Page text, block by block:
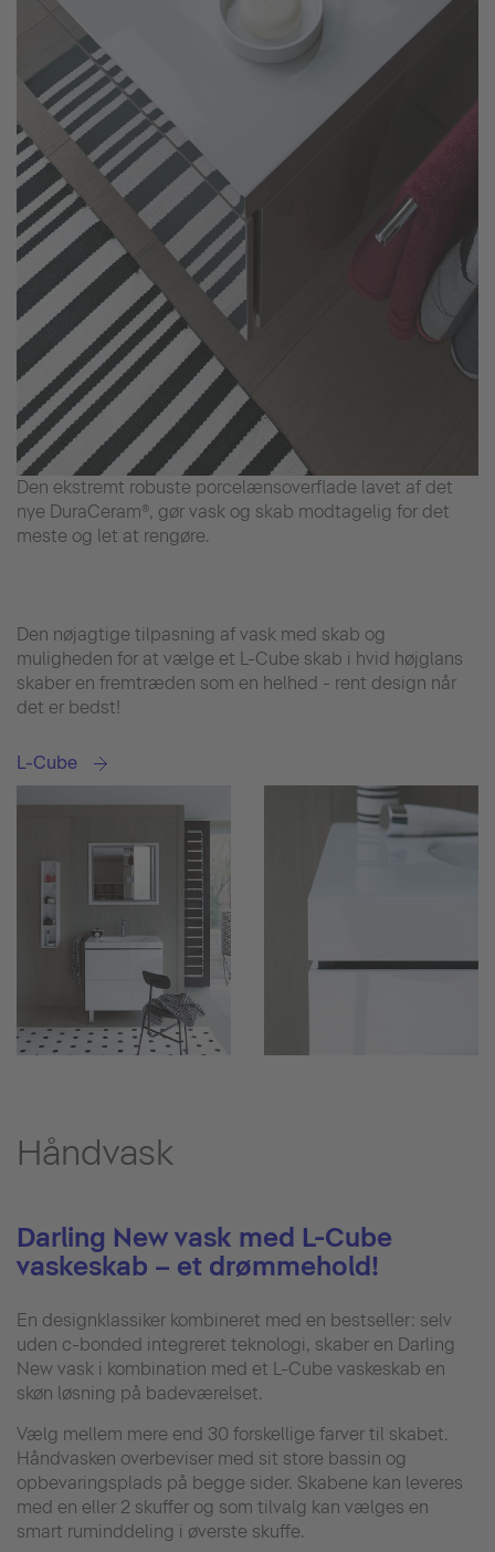
Den ekstremt robuste porcelænsoverflade lavet af det
nye DuraCeram®, gør vask og skab modtagelig for det
meste og let at rengøre.
Den nøjagtige tilpasning af vask med skab og
muligheden for at vælge et L-Cube skab i hvid højglans
skaber en fremtræden som en helhed - rent design når
det er bedst!
L-Cube
Håndvask
Darling New vask med L-Cube
vaskeskab – et drømmehold!
En designklassiker kombineret med en bestseller: selv
uden c-bonded integreret teknologi, skaber en Darling
New vask i kombination med et L-Cube vaskeskab en
skøn løsning på badeværelset.
Vælg mellem mere end 30 forskellige farver til skabet.
Håndvasken overbeviser med sit store bassin og
opbevaringsplads på begge sider. Skabene kan leveres
med en eller 2 skuffer og som tilvalg kan vælges en
smart ruminddeling i øverste skuffe.